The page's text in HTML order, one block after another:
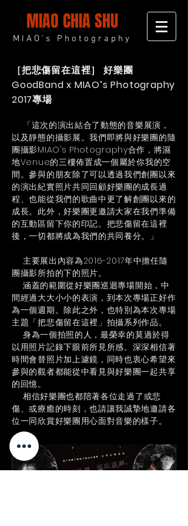
MIAO CHIA SHU
MIAO's Photography
［把悲傷留在這裡］好樂團
GoodBand x MIAO’s Photography
2017專場
​ 「這次的演出結合了動態的音樂展演，
以及靜態的攝影展。我們即將與好樂團的隨
團攝影MIAO’s Photography合作，將濕
地Venue的三樓佈置成一個屬於你我的空
間。參與的朋友除了可以透過我們創團以來
的演出紀實照片共同回顧好樂團的成長過
程、也能從我們的歌曲中更了解創團以來的
成長。此外，好樂團更邀請大家在我們準備
的互動區留下你的印記。把悲傷留在這裡
後，一切都將成為我們的共同養分。」
主要展出內容為2016-2017年中擔任隨
團攝影所拍的下的照片。
涵蓋的範圍從好樂團巡迴專場開始，中
間經過大大小小的表演，到本次專場正好作
為一個週期。除此之外，也特別為本次專場
主題「把悲傷留在這裡」拍攝系列作品。
身為一個拍照的人，最榮幸的莫過於得
以用照片記錄下眼前所見所感。深深相信著
時間會替照片加上濾鏡，同時也衷心希望來
參與的觀者都能從中看見與好樂團一起共享
的回憶。
相信好樂團也都陪著各位走過了或悲
傷、或療癒的時刻，也請讓我誠摯地邀請各
位一同欣賞好樂團用心面對音樂的樣子。